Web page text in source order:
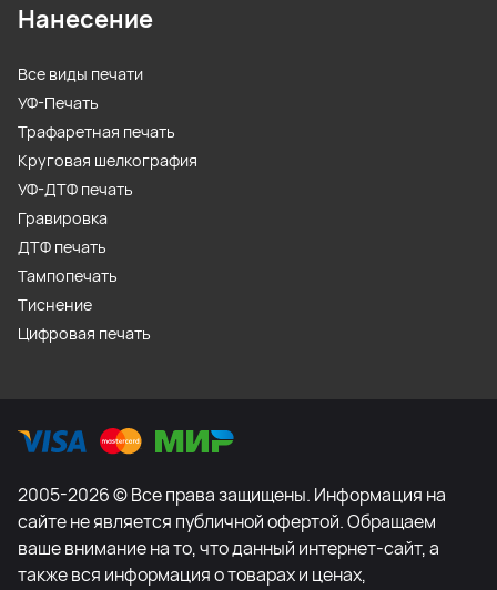
Нанесение
Все виды печати
УФ-Печать
Трафаретная печать
Круговая шелкография
УФ-ДТФ печать
Гравировка
ДТФ печать
Тампопечать
Тиснение
Цифровая печать
2005-2026 © Все права защищены. Информация на
сайте не является публичной офертой. Обращаем
ваше внимание на то, что данный интернет-сайт, а
также вся информация о товарах и ценах,